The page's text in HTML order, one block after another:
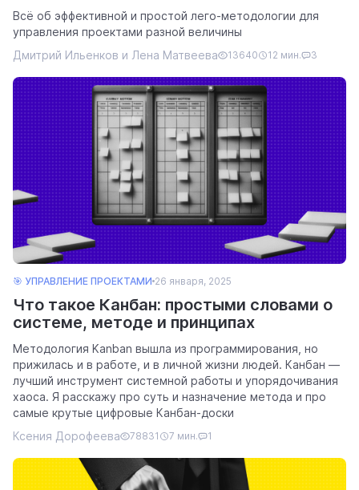
Всё об эффективной и простой лего-методологии для
управления проектами разной величины
Дмитрий Ильенков и Лена Матвеева
13640 12 мин. 3
🎯 УПРАВЛЕНИЕ ПРОЕКТАМИ 26 января, 2025
Что такое Канбан: простыми словами о
системе, методе и принципах
Методология Kanban вышла из программирования, но
прижилась и в работе, и в личной жизни людей. Канбан —
лучший инструмент системной работы и упорядочивания
хаоса. Я расскажу про суть и назначение метода и про
самые крутые цифровые Канбан-доски
Ксения Дорофеева
78831 7 мин. 1